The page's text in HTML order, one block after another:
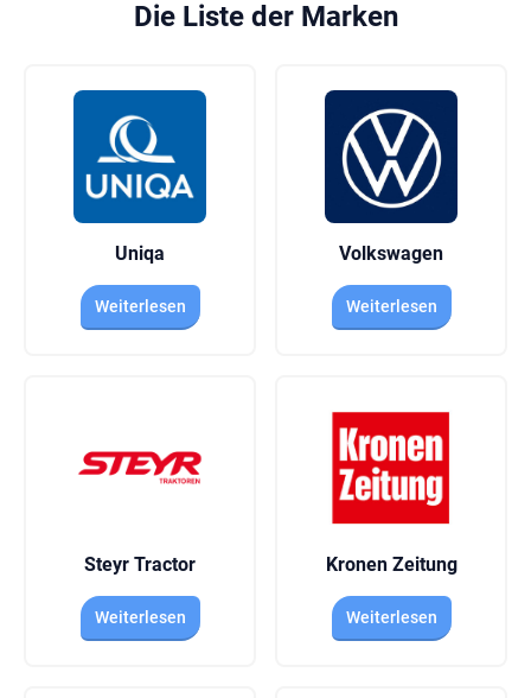
Die Liste der Marken
Uniqa
Weiterlesen
Volkswagen
Weiterlesen
Steyr Tractor
Weiterlesen
Kronen Zeitung
Weiterlesen